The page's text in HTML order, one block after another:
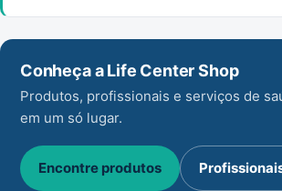
Conheça a Life Center Shop
Produtos, profissionais e serviços de
em um só lugar.
Encontre produtos